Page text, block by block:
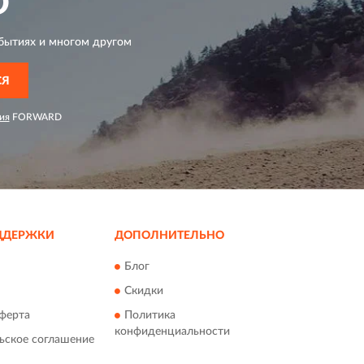
и многом другом
FORWARD
соглашение
ДОПОЛНИТЕЛЬНО
Блог
Скидки
Политика
конфиденциальности